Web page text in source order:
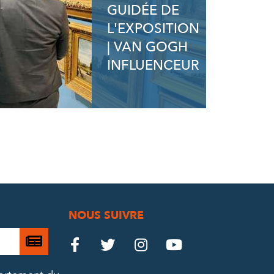
GUIDÉE DE
L'EXPOSITION
| VAN GOGH
INFLUENCEUR
Je
m’abonne
NOUS SUIVRE
Le

Le

Le

Le
